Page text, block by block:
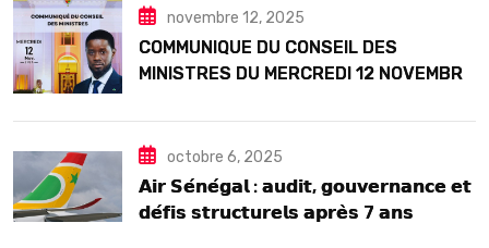
novembre 12, 2025
COMMUNIQUE DU CONSEIL DES
MINISTRES DU MERCREDI 12 NOVEMBRE
octobre 6, 2025
𝗔𝗶𝗿 𝗦𝗲́𝗻𝗲́𝗴𝗮𝗹 : 𝗮𝘂𝗱𝗶𝘁, 𝗴𝗼𝘂𝘃𝗲𝗿𝗻𝗮𝗻𝗰𝗲 𝗲𝘁
𝗱𝗲́𝗳𝗶𝘀 𝘀𝘁𝗿𝘂𝗰𝘁𝘂𝗿𝗲𝗹𝘀 𝗮𝗽𝗿𝗲̀𝘀 7 𝗮𝗻𝘀